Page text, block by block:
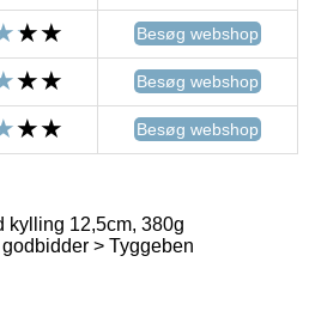
Besøg webshop
Besøg webshop
Besøg webshop
kylling 12,5cm, 380g
> Tyggeben